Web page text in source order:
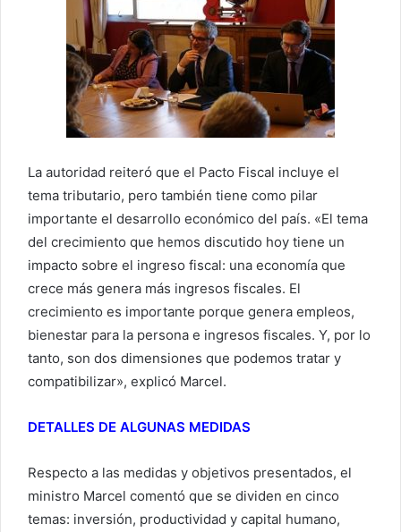
La autoridad reiteró que el Pacto Fiscal incluye el
tema tributario, pero también tiene como pilar
importante el desarrollo económico del país. «El tema
del crecimiento que hemos discutido hoy tiene un
impacto sobre el ingreso fiscal: una economía que
crece más genera más ingresos fiscales. El
crecimiento es importante porque genera empleos,
bienestar para la persona e ingresos fiscales. Y, por lo
tanto, son dos dimensiones que podemos tratar y
compatibilizar», explicó Marcel.
DETALLES DE ALGUNAS MEDIDAS
Respecto a las medidas y objetivos presentados, el
ministro Marcel comentó que se dividen en cinco
temas: inversión, productividad y capital humano,